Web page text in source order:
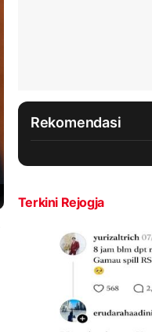
Rekomendasi
Terkini Rejogja